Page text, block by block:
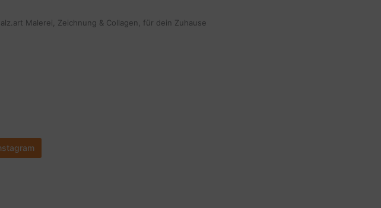
Malerei, Zeichnung & Collagen, für dein Zuhause